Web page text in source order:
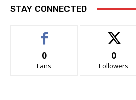
STAY CONNECTED
0
Fans
0
Followers